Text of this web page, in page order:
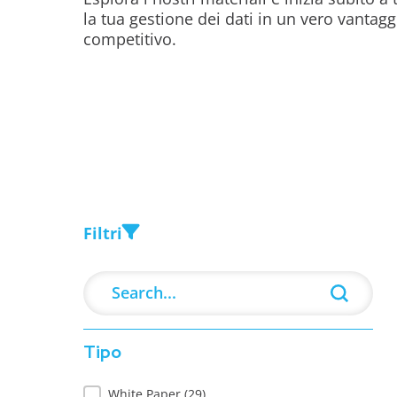
la tua gestione dei dati in un vero
competitivo.
Filtri
Search
Search content
Tipo